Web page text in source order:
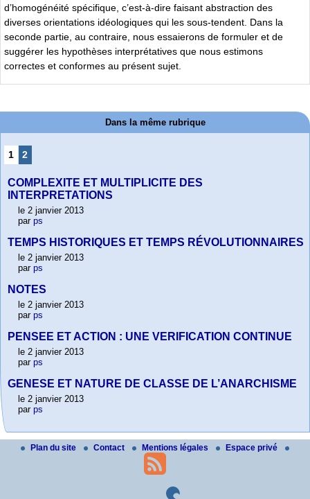
d’homogénéité spécifique, c’est-à-dire faisant abstraction des
diverses orientations idéologiques qui les sous-tendent. Dans la
seconde partie, au contraire, nous essaierons de formuler et de
suggérer les hypothèses interprétatives que nous estimons
correctes et conformes au présent sujet.
Dans la même rubrique
1 2
COMPLEXITE ET MULTIPLICITE DES
INTERPRETATIONS
le 2 janvier 2013
par ps
TEMPS HISTORIQUES ET TEMPS RÉVOLUTIONNAIRES
le 2 janvier 2013
par ps
NOTES
le 2 janvier 2013
par ps
PENSEE ET ACTION : UNE VERIFICATION CONTINUE
le 2 janvier 2013
par ps
GENESE ET NATURE DE CLASSE DE L’ANARCHISME
le 2 janvier 2013
par ps
Plan du site Contact Mentions légales Espace privé